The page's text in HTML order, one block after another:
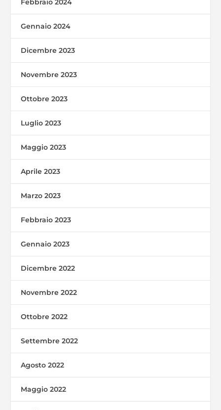
Febbraio 2024
Gennaio 2024
Dicembre 2023
Novembre 2023
Ottobre 2023
Luglio 2023
Maggio 2023
Aprile 2023
Marzo 2023
Febbraio 2023
Gennaio 2023
Dicembre 2022
Novembre 2022
Ottobre 2022
Settembre 2022
Agosto 2022
Maggio 2022